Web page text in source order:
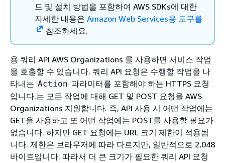
드 및 설치 방법을 포함하여 AWS SDKs에 대한
자세한 내용은 Amazon Web Services용 도구를
참조하세요.
용 쿼리 API AWS Organizations 를 사용하면 서비스 작업
을 호출할 수 있습니다. 쿼리 API 요청은 수행할 작업을 나
타내는 Action 파라미터를 포함해야 하는 HTTPS 요청
입니다.는 모든 작업에 대해 GET 및 POST 요청을 AWS
Organizations 지원합니다. 즉, API 사용 시 어떤 작업에는
GET을 사용하고 또 어떤 작업에는 POST를 사용할 필요가
없습니다. 하지만 GET 요청에는 URL 크기 제한이 적용됩
니다. 제한은 브라우저에 따라 다르지만, 일반적으로 2,048
바이트입니다. 따라서 더 큰 크기가 필요한 쿼리 API 요청